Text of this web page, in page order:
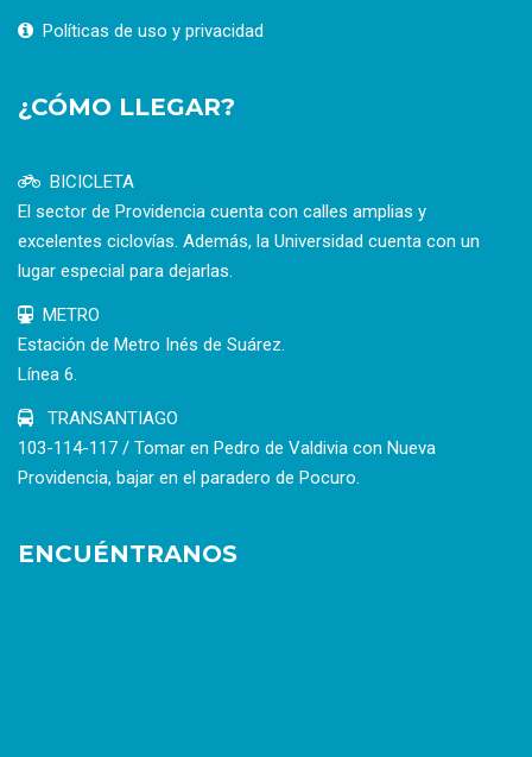
Políticas de uso y privacidad
¿CÓMO LLEGAR?
BICICLETA
El sector de Providencia cuenta con calles amplias y
excelentes ciclovías. Además, la Universidad cuenta con un
lugar especial para dejarlas.
METRO
Estación de Metro Inés de Suárez.
Línea 6.
TRANSANTIAGO
103-114-117 / Tomar en Pedro de Valdivia con Nueva
Providencia, bajar en el paradero de Pocuro.
ENCUÉNTRANOS